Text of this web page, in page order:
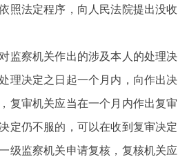
照法定程序，向人民法院提出没收
监察机关作出的涉及本人的处理决
理决定之日起一个月内，向作出决
复审机关应当在一个月内作出复审
定仍不服的，可以在收到复审决定
级监察机关申请复核，复核机关应